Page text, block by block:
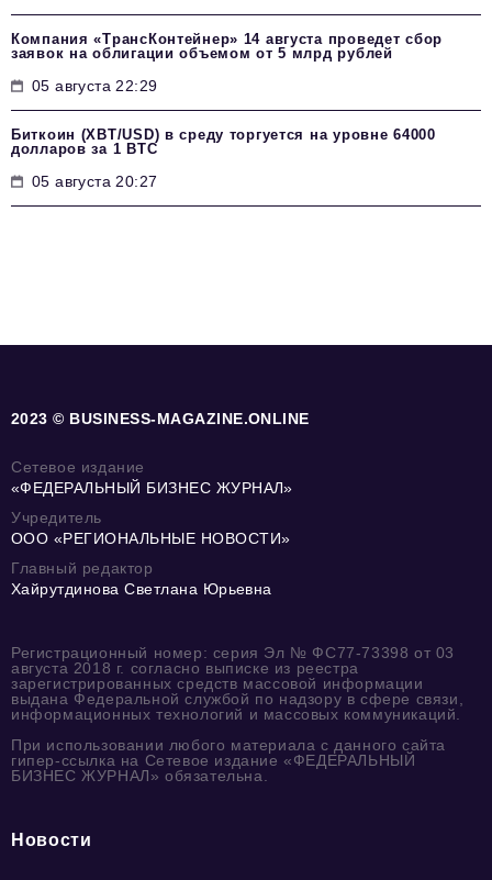
Компания «ТрансКонтейнер» 14 августа проведет сбор
заявок на облигации объемом от 5 млрд рублей
05 августа 22:29
Биткоин (XBT/USD) в среду торгуется на уровне 64000
долларов за 1 BTC
05 августа 20:27
2023 © BUSINESS-MAGAZINE.ONLINE
Сетевое издание
«ФЕДЕРАЛЬНЫЙ БИЗНЕС ЖУРНАЛ»
Учредитель
ООО «РЕГИОНАЛЬНЫЕ НОВОСТИ»
Главный редактор
Хайрутдинова Светлана Юрьевна
Регистрационный номер: серия Эл № ФС77-73398 от 03
августа 2018 г. согласно выписке из реестра
зарегистрированных средств массовой информации
выдана Федеральной службой по надзору в сфере связи,
информационных технологий и массовых коммуникаций.
При использовании любого материала с данного сайта
гипер-ссылка на Сетевое издание «ФЕДЕРАЛЬНЫЙ
БИЗНЕС ЖУРНАЛ» обязательна.
Новости